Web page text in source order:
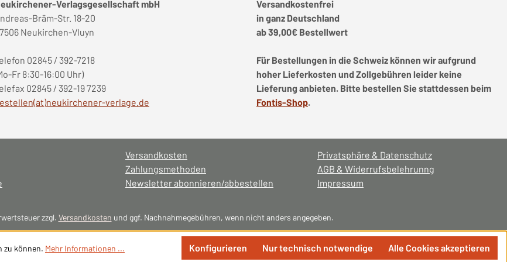
Verlagsgesellschaft mbH
Bräm-Str. 18-20
Neukirchen-Vluyn
02845 / 392-7218
Fr 8:30-16:00 Uhr)
02845 / 392-19 7239
verlage.de
Versandkostenfrei
in ganz Deutschland
ab 39,00€ Bestellwert
Für Bestellungen in die Schweiz können wir aufgrund
hoher Lieferkosten und Zollgebühren leider keine
Lieferung anbieten. Bitte bestellen Sie stattdessen beim
Fontis-Shop.
Versandkosten
Zahlungsmethoden
Newsletter abonnieren/abbestellen
Privatsphäre & Datenschutz
AGB & Widerrufsbelehrunng
Impressum
zzgl. Versandkosten und ggf. Nachnahmegebühren, wenn nicht anders angegeben.
zu können. Mehr Informationen ... Nur technisch notwendige
Konfigurieren Alle Cookies akzeptieren